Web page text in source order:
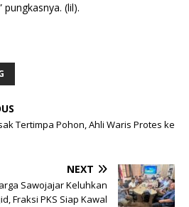
(lil).
Tertimpa Pohon, Ahli Waris Protes ke
NEXT
Sawojajar Keluhkan
Fraksi PKS Siap Kawal